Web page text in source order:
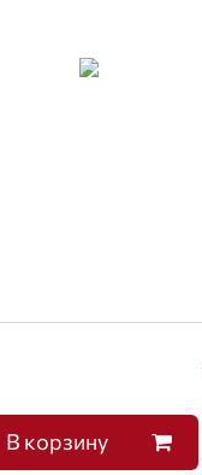
В корзину